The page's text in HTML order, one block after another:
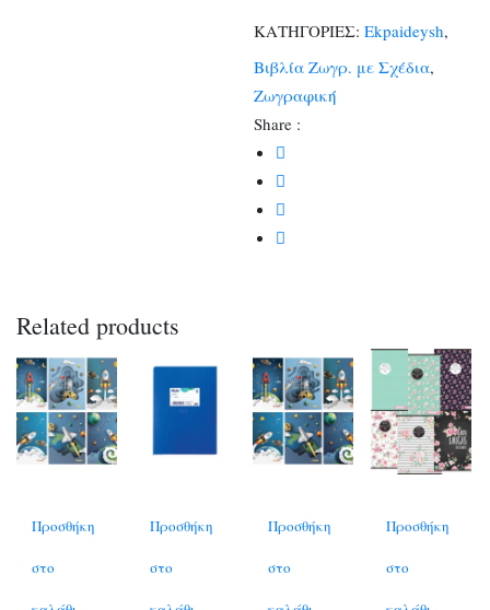
Υγιης
ποσότητα
ΚΑΤΗΓΟΡΙΕΣ: Ekpaideysh,
Βιβλία Ζωγρ. με Σχέδια,
Ζωγραφική
Share :
Related products
Προσθήκη
στο
Προσθήκη
στο
Προσθήκη
στο
Προσθήκη
στο